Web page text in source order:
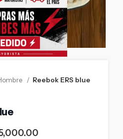
Reebok ERS blue